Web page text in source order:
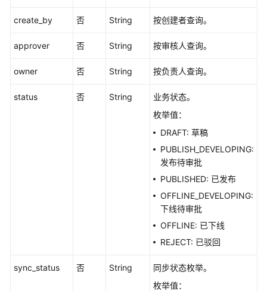
前
读
API
览
create_by 否 String 按创建者查询。
approver 否 String 按审核人查询。
owner 否 String 按负责人查询。
status 否 String
业务状态。
枚举值：
DRAFT: 草稿
PUBLISH_DEVELOPING:
发布待审批
PUBLISHED: 已发布
OFFLINE_DEVELOPING:
下线待审批
OFFLINE: 已下线
REJECT: 已驳回
sync_status 否 String
同步状态枚举。
枚举值：